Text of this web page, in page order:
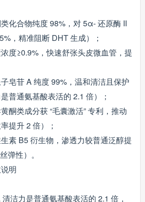
化合物纯度 98%，对 5α- 还原酶 II
，精准阻断 DHT 生成）；
度≥0.9%，快速舒张头皮微血管，提
皂苷 A 纯度 99%，温和清洁且保护
普通氨基酸表活的 2.1 倍）；
酮类成分获 “毛囊激活” 专利，推动
提升 2 倍）；
生素 B5 衍生物，渗透力较普通泛醇提
弹性）。
明
洁力是普通氨基酸表活的 2.1 倍，